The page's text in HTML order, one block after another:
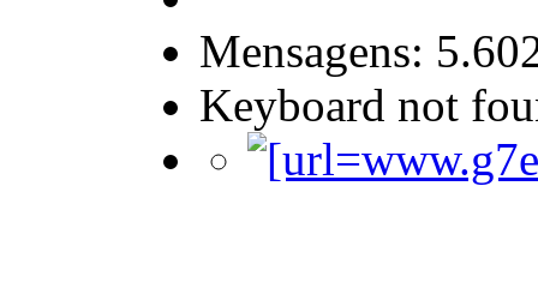
Mensagens:
Keyboard not